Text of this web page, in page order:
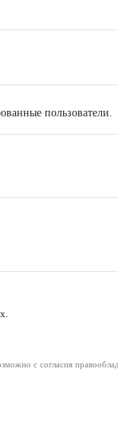
пользователи.
с согласия